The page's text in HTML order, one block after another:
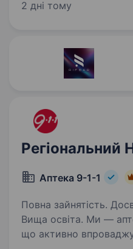
Успішно працюємо на
2 дні тому
Регіональний
Аптека 9-1-1
Повна зайнятість.
Вища освіта. Ми — аптечна компанія,
що активно